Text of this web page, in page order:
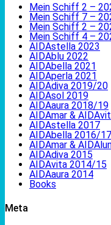
Mein Schiff 2 –
Mein Schiff 7 –
Mein Schiff 2 –
Mein Schiff 4 –
AIDAstella 2023
AIDAblu 2022
AIDAbella 2021
AIDAperla 2021
AIDAdiva 2019/20
AIDAsol 2019
AIDAaura 2018/19
AIDAmar &
AIDAstella 2017
AIDAbella 2016/17
AIDAmar &
AIDAdiva 2015
AIDAvita 2014/15
AIDAaura 2014
Books
Meta